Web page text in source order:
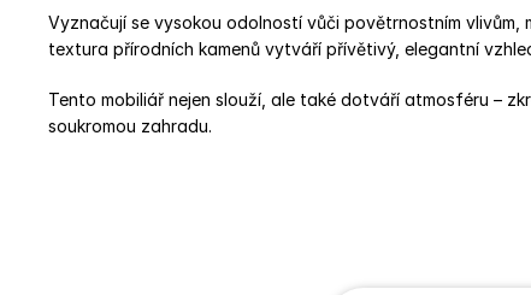
Vyznačují se vysokou odolností vůči povětrnostním vlivům,
textura přírodních kamenů vytváří přívětivý, elegantní
Tento mobiliář nejen slouží, ale také dotváří atmosféru –
soukromou zahradu.